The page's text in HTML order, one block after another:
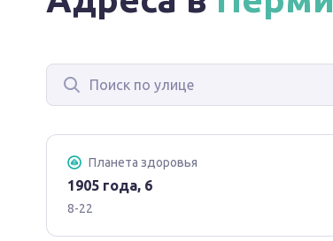
Планета здоровья
1905 года, 6
8-22